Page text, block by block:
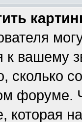
к вашему
сколько
форуме.
которая